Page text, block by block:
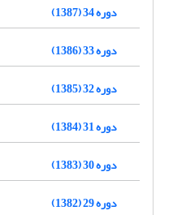
دوره 34 (1387)
دوره 33 (1386)
دوره 32 (1385)
دوره 31 (1384)
دوره 30 (1383)
دوره 29 (1382)